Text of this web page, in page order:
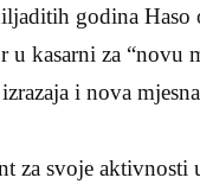
godina Haso
kasarni za “novu
i nova
za svoje